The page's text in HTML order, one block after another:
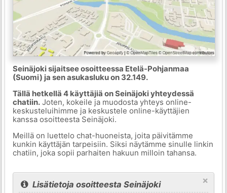
Seinäjoki sijaitsee osoitteessa Etelä-Pohjanmaa
(Suomi) ja sen asukasluku on 32.149.
Tällä hetkellä 4 käyttäjiä on Seinäjoki yhteydessä
chatiin.Joten, kokeile ja muodosta yhteys online-
keskusteluihimme ja keskustele online-käyttäjien
kanssa osoitteesta Seinäjoki.
Meillä on luettelo chat-huoneista, joita päivitämme
kunkin käyttäjän tarpeisiin. Siksi näytämme sinulle linkin
chatiin, joka sopii parhaiten hakuun milloin tahansa.
×
Lisätietoja osoitteesta Seinäjoki